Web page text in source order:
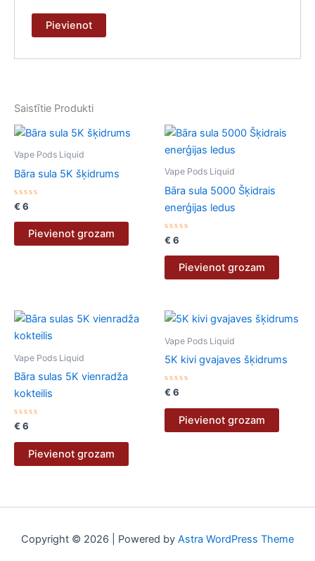
Saistītie Produkti
Vape Pods Liquid
Bāra sula 5K šķidrums
Novērtēts
ar
0
€ 6
Pievienot grozam
Vape Pods Liquid
Bāra sula 5000 Šķidrais
enerģijas ledus
Novērtēts
ar
0
€ 6
Pievienot grozam
Vape Pods Liquid
Bāra sulas 5K vienradža
kokteilis
Novērtēts
0
€ 6
Pievienot grozam
Vape Pods Liquid
5K kivi gvajaves šķidrums
Novērtēts
0
€ 6
Pievienot grozam
Copyright © 2026 | Powered by Astra WordPress Theme